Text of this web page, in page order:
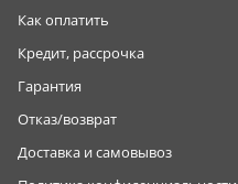
Как оплатить
Кредит, рассрочка
Гарантия
Отказ/возврат
Доставка и самовывоз